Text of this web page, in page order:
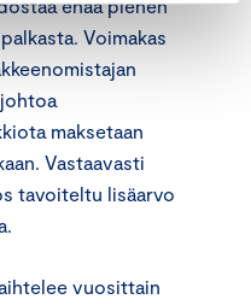
enää pienen
Voimakas
maksetaan
Vastaavasti
tavoiteltu lisäarvo
vuosittain